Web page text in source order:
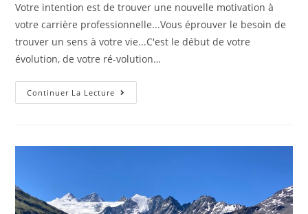
Votre intention est de trouver une nouvelle motivation à
votre carrière professionnelle...Vous éprouver le besoin de
trouver un sens à votre vie...C'est le début de votre
évolution, de votre ré-volution…
Continuer La Lecture